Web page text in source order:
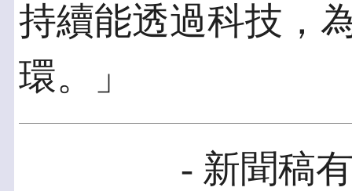
持續能透過科技，
環。」
- 新聞稿